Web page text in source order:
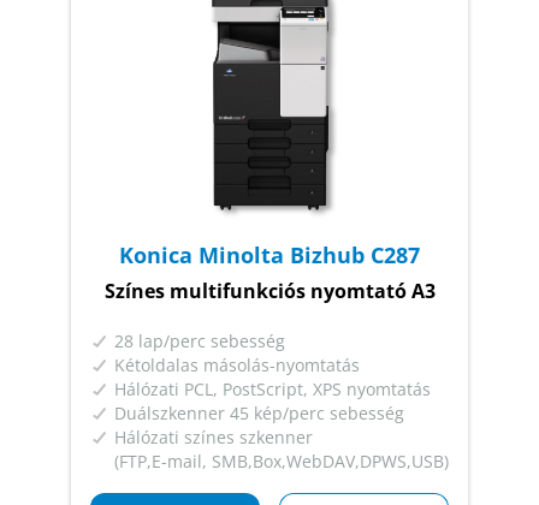
Konica Minolta Bizhub C287
Színes multifunkciós nyomtató A3
28 lap/perc sebesség
Kétoldalas másolás-nyomtatás
Hálózati PCL, PostScript, XPS nyomtatás
Duálszkenner 45 kép/perc sebesség
Hálózati színes szkenner
(FTP,E-mail, SMB,Box,WebDAV,DPWS,USB)